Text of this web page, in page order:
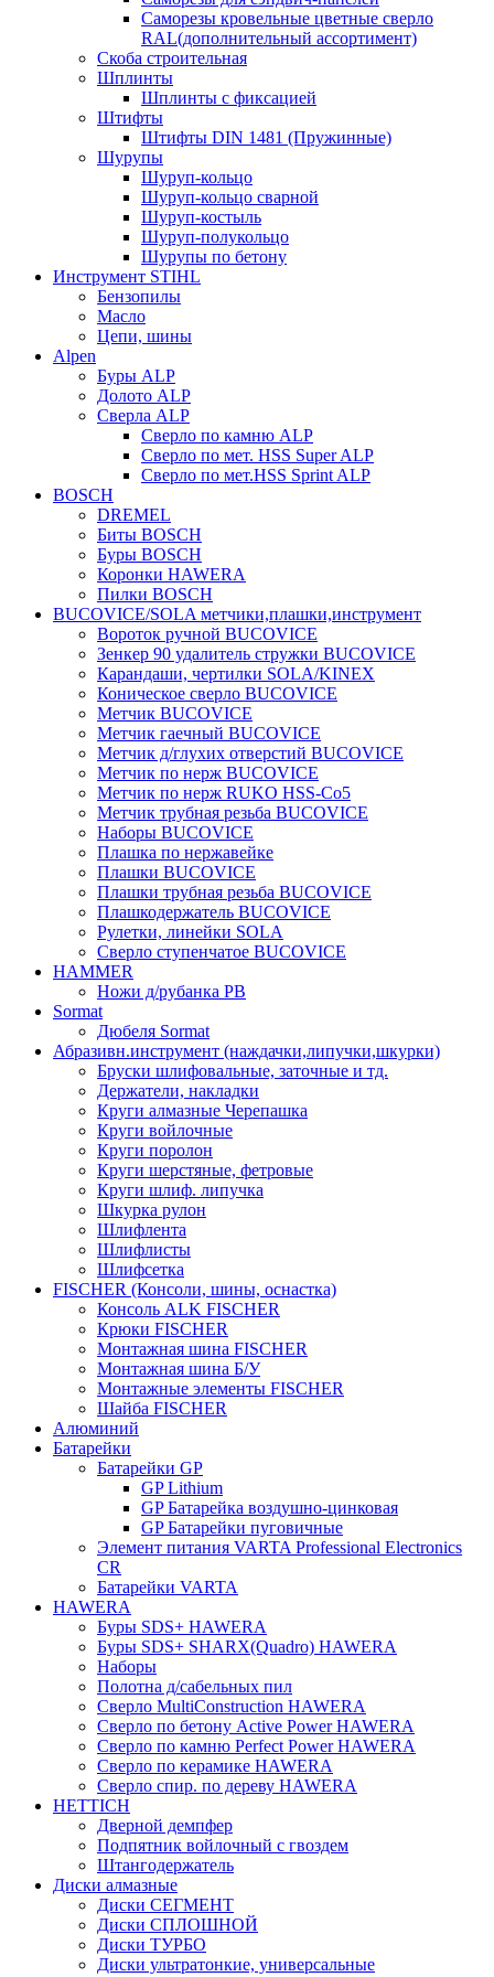
Саморезы кровельные цветные сверло
RAL(дополнительный ассортимент)
Скоба строительная
Шплинты
Шплинты с фиксацией
Штифты
Штифты DIN 1481 (Пружинные)
Шурупы
Шуруп-кольцо
Шуруп-кольцо сварной
Шуруп-костыль
Шуруп-полукольцо
Шурупы по бетону
Инструмент STIHL
Бензопилы
Масло
Цепи, шины
Alpen
Буры ALP
Долото ALP
Сверла ALP
Сверло по камню ALP
Сверло по мет. HSS Super ALP
Сверло по мет.HSS Sprint ALP
BOSCH
DREMEL
Биты BOSCH
Буры BOSCH
Коронки HAWERA
Пилки BOSCH
BUCOVICE/SOLA метчики,плашки,инструмент
Вороток ручной BUCOVICE
Зенкер 90 удалитель стружки BUCOVICE
Карандаши, чертилки SOLA/KINEX
Коническое сверло BUCOVICE
Метчик BUCOVICE
Метчик гаечный BUCOVICE
Метчик д/глухих отверстий BUCOVICE
Метчик по нерж BUCOVICE
Метчик по нерж RUKO HSS-Co5
Метчик трубная резьба BUCOVICE
Наборы BUCOVICE
Плашка по нержавейке
Плашки BUCOVICE
Плашки трубная резьба BUCOVICE
Плашкодержатель BUCOVICE
Рулетки, линейки SOLA
Сверло ступенчатое BUCOVICE
HAMMER
Ножи д/рубанка РВ
Sormat
Дюбеля Sormat
Абразивн.инструмент (наждачки,липучки,шкурки)
Бруски шлифовальные, заточные и тд.
Держатели, накладки
Круги алмазные Черепашка
Круги войлочные
Круги поролон
Круги шерстяные, фетровые
Круги шлиф. липучка
Шкурка рулон
Шлифлента
Шлифлисты
Шлифсетка
FISCHER (Консоли, шины, оснастка)
Консоль ALK FISCHER
Крюки FISCHER
Монтажная шина FISCHER
Монтажная шина Б/У
Монтажные элементы FISCHER
Шайба FISCHER
Алюминий
Батарейки
Батарейки GP
GP Lithium
GP Батарейка воздушно-цинковая
GP Батарейки пуговичные
Элемент питания VARTA Professional Electronics
CR
Батарейки VARTA
HAWERA
Буры SDS+ HAWERA
Буры SDS+ SHARX(Quadro) HAWERA
Наборы
Полотна д/сабельных пил
Сверло MultiConstruction HAWERA
Сверло по бетону Active Power HAWERA
Сверло по камню Perfect Power HAWERA
Сверло по керамике HAWERA
Сверло спир. по дереву HAWERA
HETTICH
Дверной демпфер
Подпятник войлочный с гвоздем
Штангодержатель
Диски алмазные
Диски СЕГМЕНТ
Диски СПЛОШНОЙ
Диски ТУРБО
Диски ультратонкие, универсальные